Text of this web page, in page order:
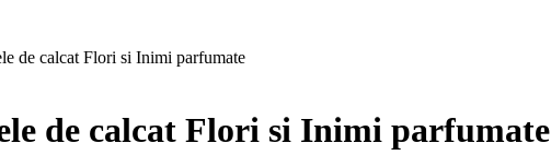
de calcat Flori si Inimi parfumate
de calcat Flori si Inimi parfumate